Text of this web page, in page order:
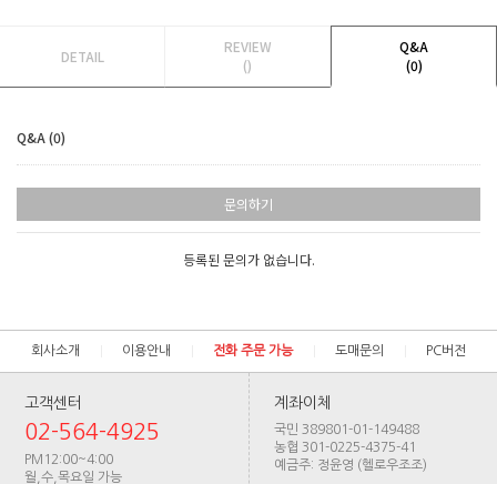
DETAIL
REVIEW
()
Q&A
(0)
Q&A (0)
문의하기
등록된 문의가 없습니다.
회사소개 이용안내 전화 주문 가능 도매문의 PC버전
고객센터
02-564-4925
PM12:00~4:00
월,수,목요일 가능
계좌이체
국민 389801-01-149488
농협 301-0225-4375-41
예금주: 정윤영 (헬로우조조)